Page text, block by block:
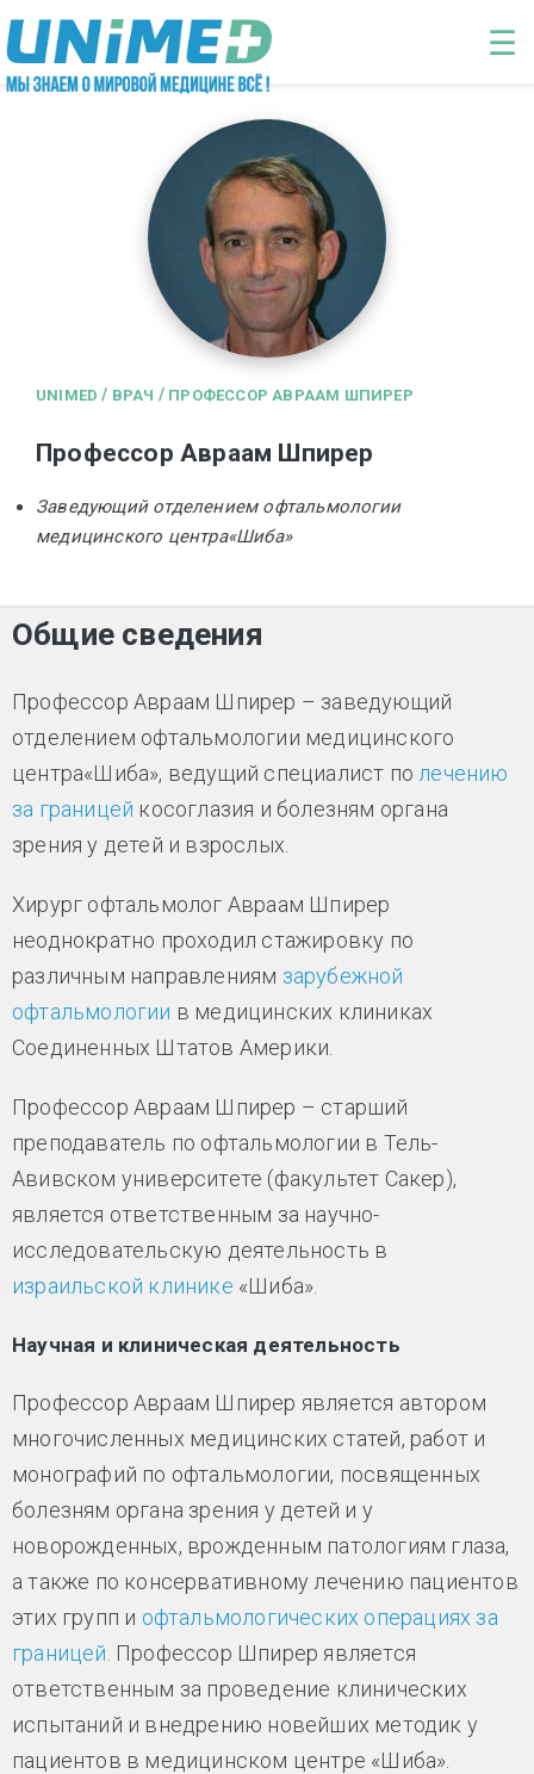
Перейти к основному содержанию
☰
UNIMED / ВРАЧ / ПРОФЕССОР АВРААМ ШПИРЕР
Профессор Авраам Шпирер
Заведующий отделением офтальмологии
медицинского центра«Шиба»
Общие сведения
Профессор Авраам Шпирер – заведующий
отделением офтальмологии медицинского
центра«Шиба», ведущий специалист по лечению
за границей косоглазия и болезням органа
зрения у детей и взрослых.
Хирург офтальмолог Авраам Шпирер
неоднократно проходил стажировку по
различным направлениям зарубежной
офтальмологии в медицинских клиниках
Соединенных Штатов Америки.
Профессор Авраам Шпирер – старший
преподаватель по офтальмологии в Тель-
Авивском университете (факультет Сакер),
является ответственным за научно-
исследовательскую деятельность в
израильской клинике «Шиба».
Научная и клиническая деятельность
Профессор Авраам Шпирер является автором
многочисленных медицинских статей, работ и
монографий по офтальмологии, посвященных
болезням органа зрения у детей и у
новорожденных, врожденным патологиям глаза,
а также по консервативному лечению пациентов
этих групп и офтальмологических операциях за
границей . Профессор Шпирер является
ответственным за проведение клинических
испытаний и внедрению новейших методик у
пациентов в медицинском центре «Шиба».